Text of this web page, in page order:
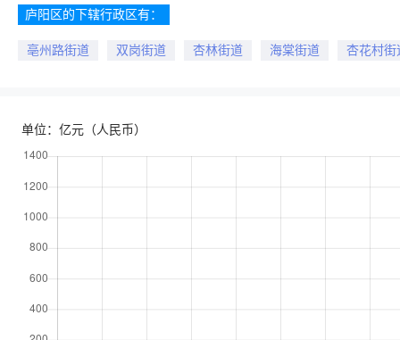
庐阳区的下辖行政区有：
亳州路街道 双岗街道 杏林街道 海棠街道 杏花村街
单位：亿元（人民币）